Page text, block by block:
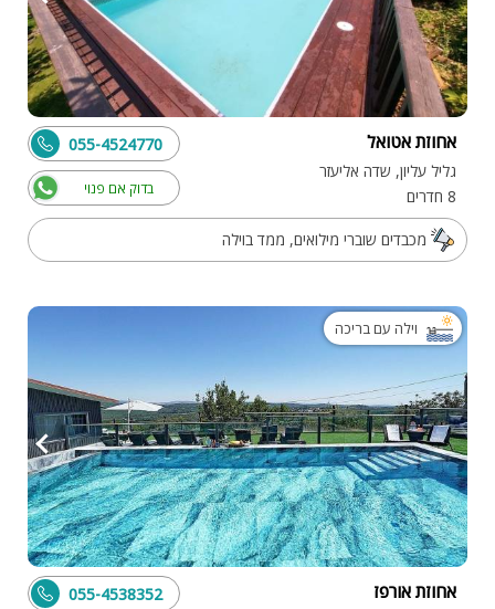
אחוזת אטואל
גליל עליון, שדה אליעזר
8 חדרים
בדוק אם פנוי
055-4524770
מכבדים שוברי מילואים, ממד בוילה
וילה עם בריכה
אחוזת אורפז 055-4538352